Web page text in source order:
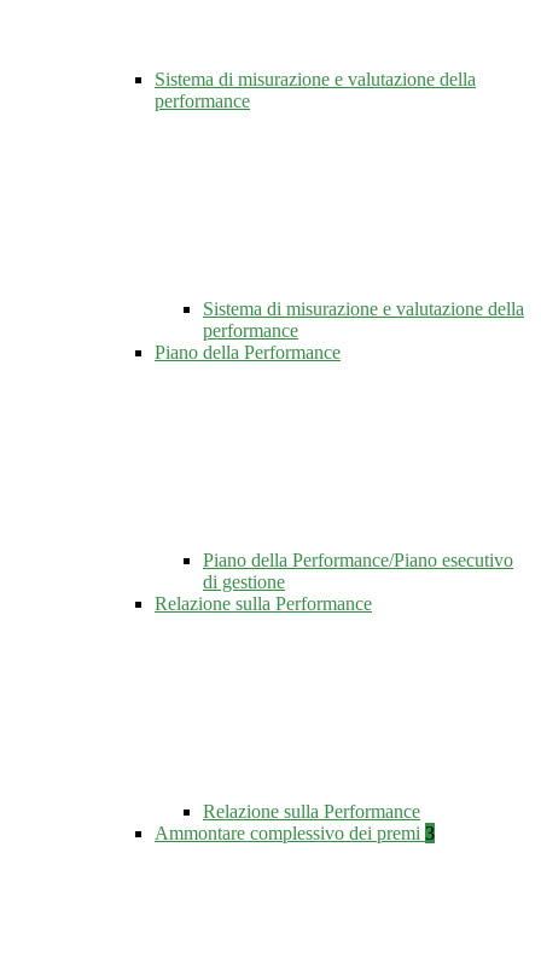
Sistema di misurazione e valutazione della
performance
Sistema di misurazione e valutazione della
performance
Piano della Performance
Piano della Performance/Piano esecutivo
di gestione
Relazione sulla Performance
Relazione sulla Performance
Ammontare complessivo dei premi 3